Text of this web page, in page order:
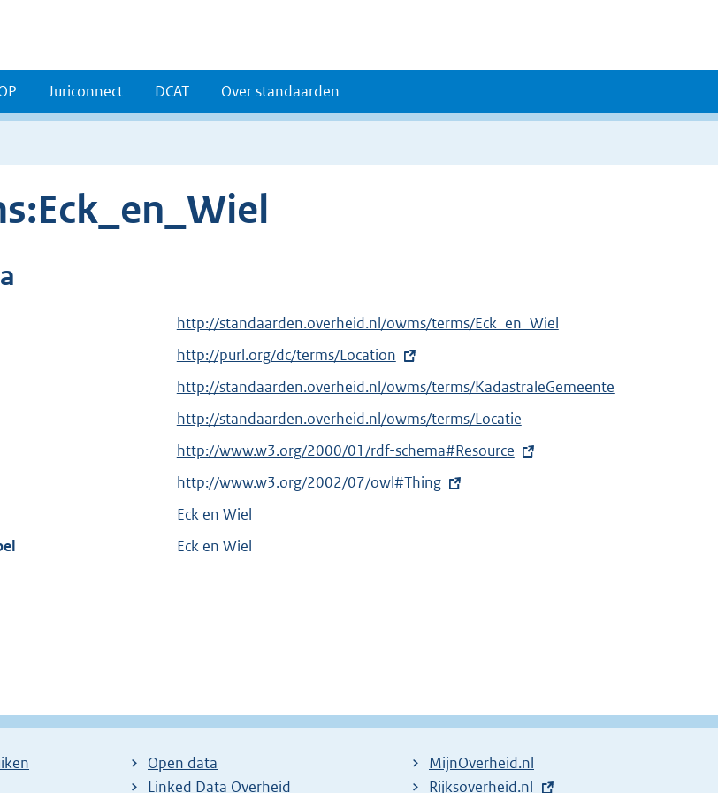
Juriconnect DCAT Over standaarden
http://standaarden.overheid.nl/owms/terms/Eck_en_Wiel
E
x
e
r
n
l
i
http://purl.org/dc/terms/Location
http://standaarden.overheid.nl/owms/terms/KadastraleGemeente
http://standaarden.overheid.nl/owms/terms/Locatie
E
x
e
r
:
http://www.w3.org/2000/01/rdf-schema#Resource
E
x
e
k
http://www.w3.org/2002/07/owl#Thing
Eck en Wiel
Eck en Wiel
Open data
Linked Data Overheid
MijnOverheid.nl
E
Rijksoverheid.nl